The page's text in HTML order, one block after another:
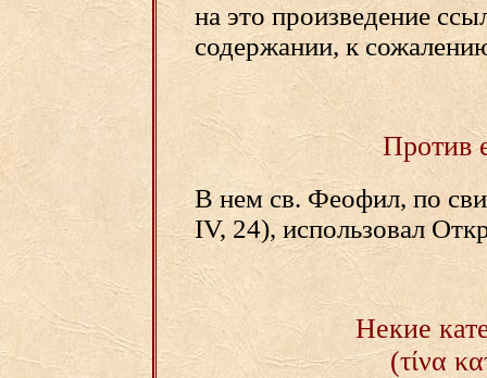
на это произведение
содержании, к
Против
В нем св. Феофил, по
IV, 24), использовал
Некие
(τίνα